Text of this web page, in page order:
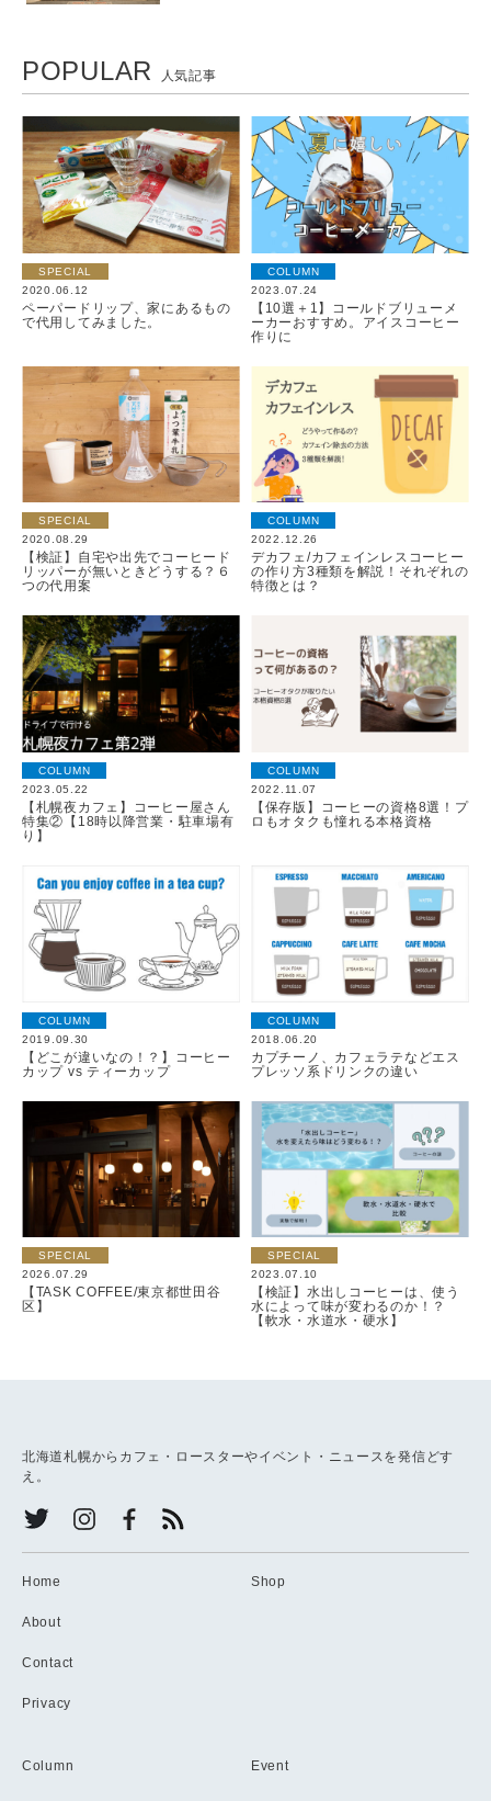
POPULAR 人気記事
SPECIAL
2020.06.12
ペーパードリップ、家にあるもの
で代用してみました。
COLUMN
2023.07.24
【10選＋1】コールドブリューメ
ーカーおすすめ。アイスコーヒー
作りに
SPECIAL
2020.08.29
【検証】自宅や出先でコーヒード
リッパーが無いときどうする？６
つの代用案
COLUMN
2022.12.26
デカフェ/カフェインレスコーヒー
の作り方3種類を解説！それぞれの
特徴とは？
COLUMN
2023.05.22
【札幌夜カフェ】コーヒー屋さん
特集②【18時以降営業・駐車場有
り】
COLUMN
2022.11.07
【保存版】コーヒーの資格8選！プ
ロもオタクも憧れる本格資格
COLUMN
2019.09.30
【どこが違いなの！？】コーヒー
カップ vs ティーカップ
COLUMN
2018.06.20
カプチーノ、カフェラテなどエス
プレッソ系ドリンクの違い
SPECIAL
2026.07.29
【TASK COFFEE/東京都世田谷
区】
SPECIAL
2023.07.10
【検証】水出しコーヒーは、使う
水によって味が変わるのか！？
【軟水・水道水・硬水】
北海道札幌からカフェ・ロースターやイベント・ニュースを発信どす
え。
Home
About
Contact
Privacy
Shop
Column Event